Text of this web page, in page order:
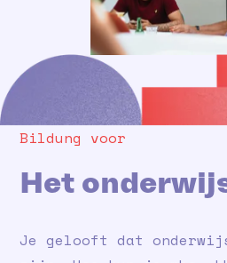
Bildung voor
Het
Je gelooft dat